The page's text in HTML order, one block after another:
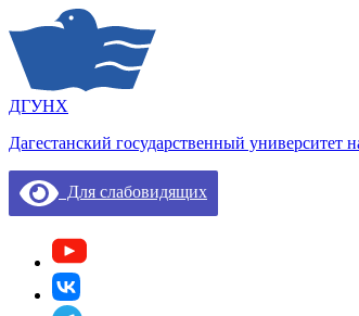
ДГУНХ
Дагестанский государственный университет
Для слабовидящих